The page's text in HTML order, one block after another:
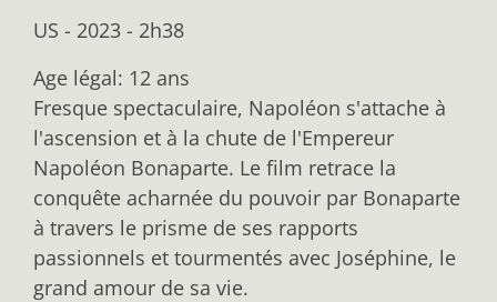
US - 2023 - 2h38
Age légal: 12 ans
Fresque spectaculaire, Napoléon s'attache à
l'ascension et à la chute de l'Empereur
Napoléon Bonaparte. Le film retrace la
conquête acharnée du pouvoir par Bonaparte
à travers le prisme de ses rapports
passionnels et tourmentés avec Joséphine, le
grand amour de sa vie.